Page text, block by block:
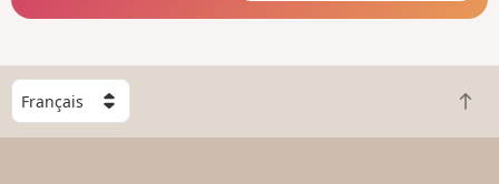
C
h
o
R
e